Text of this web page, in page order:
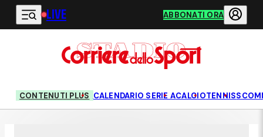
Vai al contenuto principale
LIVE ABBONATI ORA
CONTENUTI PLUS CALENDARIO SERIE ACALCIOTENNIS